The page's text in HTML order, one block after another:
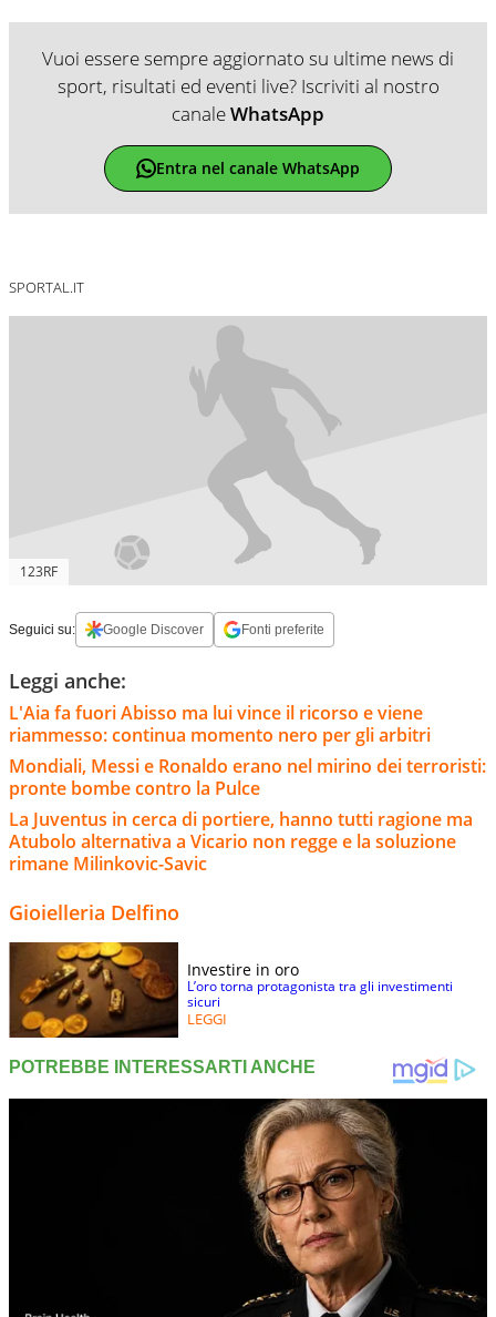
Vuoi essere sempre aggiornato su ultime news di
sport, risultati ed eventi live? Iscriviti al nostro
canaleWhatsApp
Entra nel canale WhatsApp
SPORTAL.IT
123RF
Seguici su: Google Discover Fonti preferite
Leggi anche:
L'Aia fa fuori Abisso ma lui vince il ricorso e viene
riammesso: continua momento nero per gli arbitri
Mondiali, Messi e Ronaldo erano nel mirino dei terroristi:
pronte bombe contro la Pulce
La Juventus in cerca di portiere, hanno tutti ragione ma
Atubolo alternativa a Vicario non regge e la soluzione
rimane Milinkovic-Savic
Gioielleria Delfino
Investire in oro
L’oro torna protagonista tra gli investimenti
sicuri
LEGGI